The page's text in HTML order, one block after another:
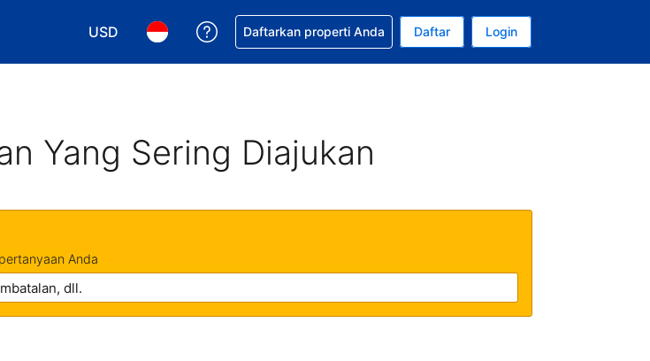
USD
Pilih mata uang Anda. Mata uang Anda saat ini adalah Dolar Amerika Serikat
Pilih bahasa Anda. Bahasa Anda saat ini adalah Bahasa Indonesia
Dapatkan bantuan untuk pemesanan Anda
Daftarkan properti Anda Daftar Login
Yang Sering Diajukan
Anda